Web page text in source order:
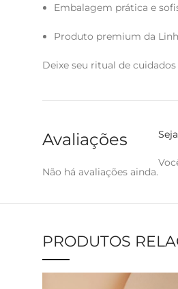
Embalagem prática e
Produto premium da
Deixe seu ritual de
Avaliações
Não há avaliações ainda.
PRODUTOS